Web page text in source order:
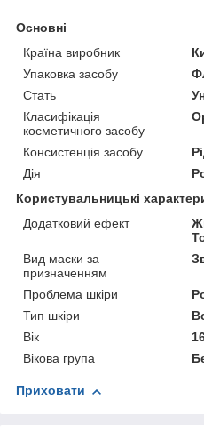
Основні
Країна виробник
Упаковка засобу
Стать
Класифікація
косметичного засобу
Консистенція засобу
Дія
Користувальницькі
Додатковий ефект
Вид маски за
призначенням
Проблема шкіри
Тип шкіри
Вік
Вікова група
Приховати